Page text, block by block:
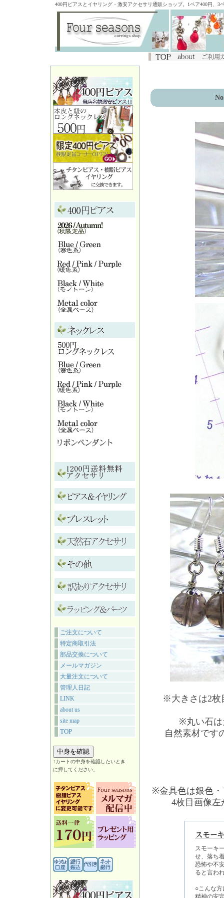
400円ピアスとイヤリング・激安アクセサリ通販ショップ。1ペア400円、
ご注文について
特定商取引法
部品交換について
メールマガジン
大量注文について
管理人日記
LINK
about us
site map
TOP
↑カートの中身を確認したいとき
に押してください。
※大きさは2枚
※丸い石は
自然素材です
※金具色は銀色
4枚目画像
スモーキ
せ、落ち
恐怖や不
ると言わ
○こんな
精神の安